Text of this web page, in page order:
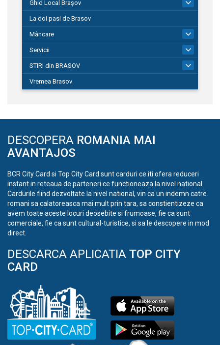
Ghid Local Brașov
La doi pasi de Brasov
Mâncare
Servicii
STIRI din BRASOV
Vremea Brasov
DESCOPERA ROMANIA MAI
AVANTAJOS
BCR City Card si Top City Card sunt carduri ce iti ofera reduceri
instant in reteaua de parteneri ce functioneaza la nivel national.
Cardurile fiind dezvoltate la nivel national, vin ca un indemn catre
romani sa calatoreasca mai mult prin tara, sa constientizeze ca
avem toate aceste locuri deosebite si frumoase, fie ca sunt
comerciale, fie ca sunt cultural-turistice, si sa le descopere in mod
direct.
DESCARCA APLICATIA TOP CITY
CARD